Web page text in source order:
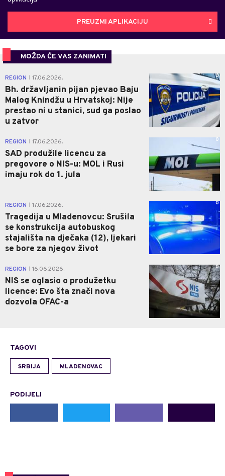
PREUZMI APLIKACIJU
MOŽDA ĆE VAS ZANIMATI
REGION 17.06.2026.
Bh. državljanin pijan pjevao Baju
Malog Knindžu u Hrvatskoj: Nije
prestao ni u stanici, sud ga poslao
u zatvor
0
REGION 17.06.2026.
SAD produžile licencu za
pregovore o NIS-u: MOL i Rusi
imaju rok do 1. jula
0
REGION 17.06.2026.
Tragedija u Mladenovcu: Srušila
se konstrukcija autobuskog
stajališta na dječaka (12), ljekari
se bore za njegov život
0
REGION 16.06.2026.
NIS se oglasio o produžetku
licence: Evo šta znači nova
dozvola OFAC-a
0
TAGOVI
SRBIJA MLADENOVAC
PODIJELI